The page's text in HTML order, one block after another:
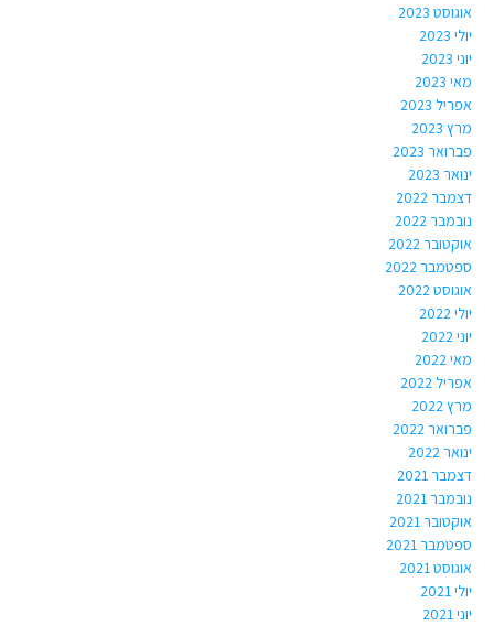
אוגוסט 2023
יולי 2023
יוני 2023
מאי 2023
אפריל 2023
מרץ 2023
פברואר 2023
ינואר 2023
דצמבר 2022
נובמבר 2022
אוקטובר 2022
ספטמבר 2022
אוגוסט 2022
יולי 2022
יוני 2022
מאי 2022
אפריל 2022
מרץ 2022
פברואר 2022
ינואר 2022
דצמבר 2021
נובמבר 2021
אוקטובר 2021
ספטמבר 2021
אוגוסט 2021
יולי 2021
יוני 2021